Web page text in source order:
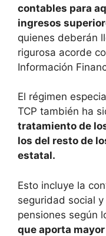
contables para
ingresos
quienes deberán
rigurosa acorde
Información
El régimen
TCP también ha
tratamiento de
los del resto de
estatal.
Esto incluye la
seguridad social
pensiones según
que aporta